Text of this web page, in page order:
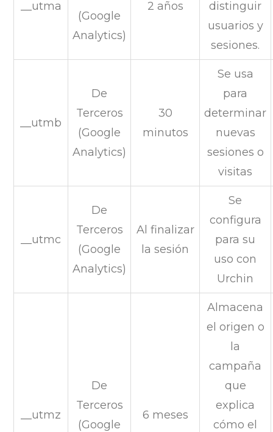
__utma
(Google
Analytics)
2 años
distinguir
usuarios y
sesiones.
__utmb
De
Terceros
(Google
Analytics)
30
minutos
Se usa
para
determinar
nuevas
sesiones o
visitas
__utmc
De
Terceros
(Google
Analytics)
Al finalizar
la sesión
Se
configura
para su
uso con
Urchin
__utmz
De
Terceros
(Google
6 meses
Almacena
el origen o
la
campaña
que
explica
cómo el